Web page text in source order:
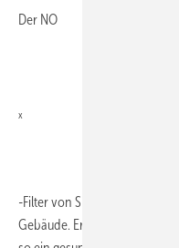
Der NO
x
-Filter von Siegenia bringt
Gebäude. Er entfernt Schad-